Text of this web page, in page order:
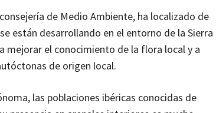
de Medio Ambiente, ha localizado de
están desarrollando en el entorno de la Sierra
mejorar el conocimiento de la flora local y a
de origen local.
las poblaciones ibéricas conocidas de